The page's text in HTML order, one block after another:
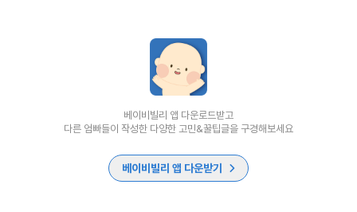
베이비빌리 앱 다운로드받고
다른 엄빠들이 작성한 다양한 고민&꿀팁글을 구경해보세요
베이비빌리 앱 다운받기